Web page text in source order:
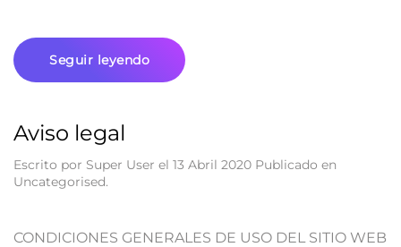
Seguir leyendo
Aviso legal
Escrito por Super User el 13 Abril 2020 Publicado en
Uncategorised.
CONDICIONES GENERALES DE USO DEL SITIO WEB